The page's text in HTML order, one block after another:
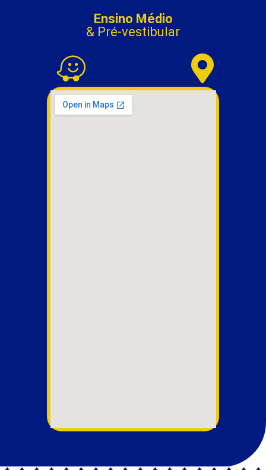
Ensino Médio
& Pré-vestibular